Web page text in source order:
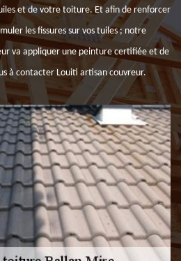
et de votre toiture. Et afin de renforcer
les fissures sur vos tuiles ; notre
va appliquer une peinture certifiée et de
à contacter Louiti artisan couvreur.